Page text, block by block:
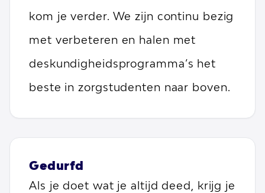
kom je verder. We zijn continu bezig
met verbeteren en halen met
deskundigheidsprogramma’s het
beste in zorgstudenten naar boven.
Gedurfd
Als je doet wat je altijd deed, krijg je